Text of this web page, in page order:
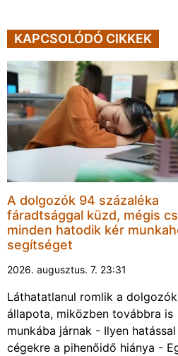
KAPCSOLÓDÓ CIKKEK
A dolgozók 94 százaléka
fáradtsággal küzd, mégis
minden hatodik kér
segítséget
2026. augusztus. 7. 23:31
Láthatatlanul romlik a dolgozók
állapota, miközben továbbra is
munkába járnak - Ilyen
cégekre a pihenőidő hiánya -